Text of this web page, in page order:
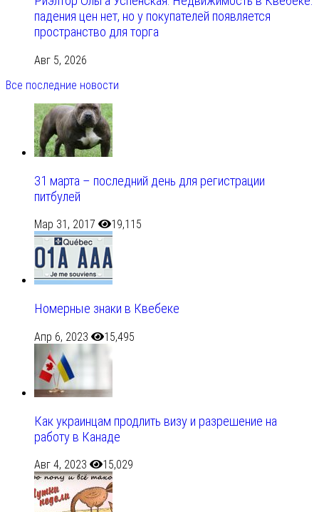
падения цен нет, но у покупателей появляется
пространство для торга
Авг 5, 2026
Все последние новости
31 марта – последний день для регистрации
питбулей
Мар 31, 2017 19,115
Номерные знаки в Квебеке
Апр 6, 2023 15,495
Как украинцам продлить визу и разрешение на
работу в Канаде
Авг 4, 2023 15,029